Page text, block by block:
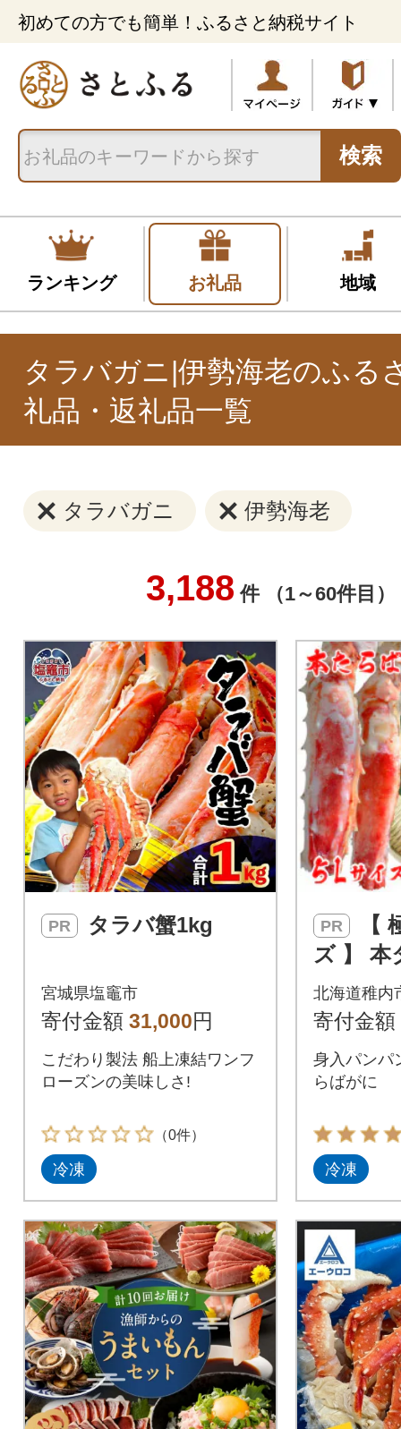
初めての方でも簡単！ふるさと納税サイト
検索
ランキング お礼品 地域
タラバガニ|伊勢海老のふる
礼品・返礼品一覧
タラバガニ 伊勢海老
3,188 件 （1～60件目）
PR タラバ蟹1kg
宮城県塩竈市
寄付金額 31,000円
こだわり製法 船上凍結ワンフ
ローズンの美味しさ!
（0件）
冷凍
PR
ズ 】 本
足 1肩
あなた
北海道稚内
寄付金額
身入パンパ
らばがに
冷凍